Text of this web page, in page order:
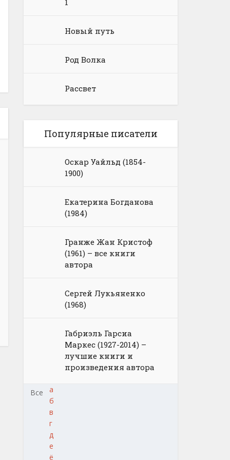
1
Новый путь
Род Волка
Рассвет
Популярные писатели
Оскар Уайльд (1854-
1900)
Екатерина Богданова
(1984)
Гранже Жан Кристоф
(1961) – все книги
автора
Сергей Лукьяненко
(1968)
Габриэль Гарсиа
Маркес (1927-2014) –
лучшие книги и
произведения автора
Все
а
б
в
г
д
е
ё